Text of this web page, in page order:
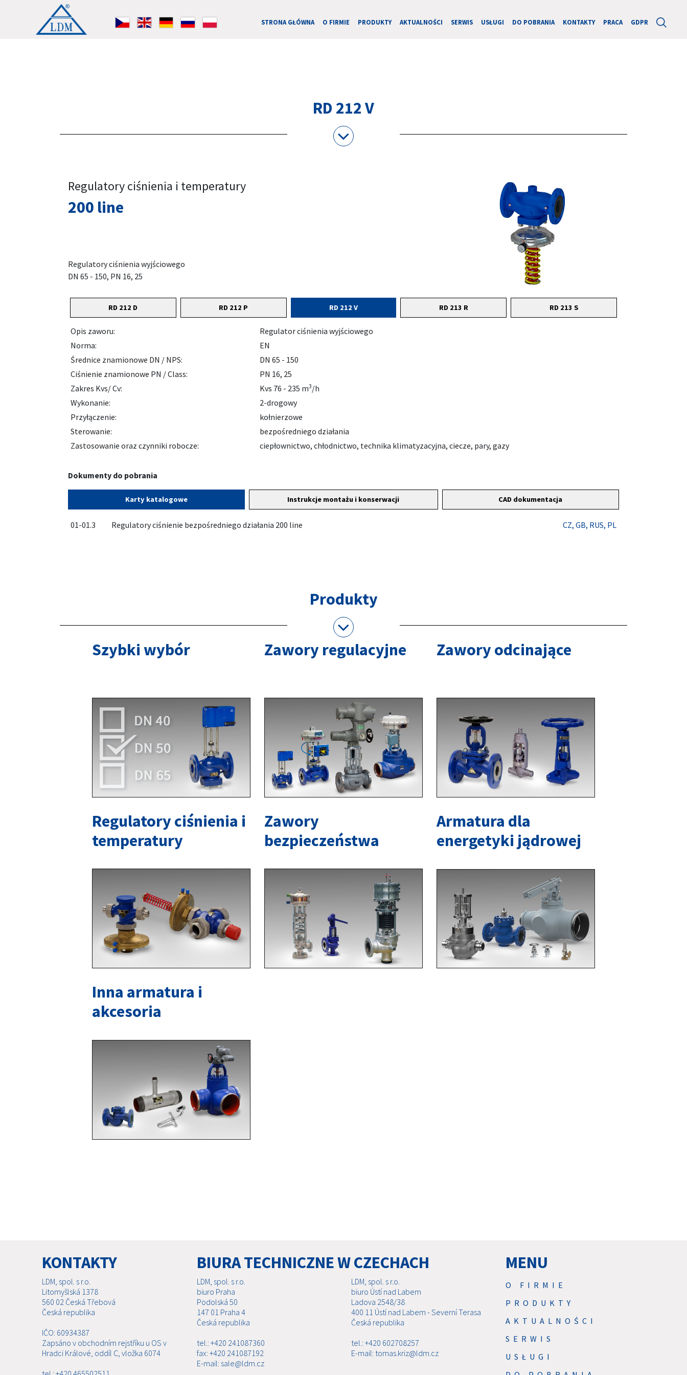
STRONA GŁÓWNA O FIRMIE PRODUKTY AKTUALNOŚCI SERWIS USŁUGI DO POBRANIA KONTAKTY PRACA GDPR
RD 212 V
Regulatory ciśnienia i temperatury
200 line
Regulatory ciśnienia wyjściowego
DN 65 - 150, PN 16, 25
RD 212 D RD 212 P RD 212 V RD 213 R RD 213 S
Opis zaworu:
Regulator ciśnienia wyjściowego
Norma:
EN
Średnice znamionowe DN / NPS:
DN 65 - 150
Ciśnienie znamionowe PN / Class:
PN 16, 25
Zakres Kvs/ Cv:
Kvs 76 - 235 m3/h
Wykonanie:
2-drogowy
Przyłączenie:
kołnierzowe
Sterowanie:
bezpośredniego działania
Zastosowanie oraz czynniki robocze:
ciepłownictwo, chłodnictwo, technika klimatyzacyjna, ciecze, pary, gazy
Dokumenty do pobrania
Karty katalogowe Instrukcje montażu i konserwacji CAD dokumentacja
01-01.3 Regulatory ciśnienie bezpośredniego działania 200 line CZ, GB, RUS, PL
Produkty
Szybki wybór Zawory regulacyjne Zawory odcinające
Regulatory ciśnienia i
temperatury
Zawory
bezpieczeństwa
Armatura dla
energetyki jądrowej
Inna armatura i
akcesoria
KONTAKTY
LDM, spol. s r.o.
Litomyšlská 1378
560 02 Česká Třebová
Česká republika
IČO: 60934387
Zapsáno v obchodním rejstříku u OS v
Hradci Králové, oddíl C, vložka 6074
BIURA TECHNICZNE W CZECHACH
LDM, spol. s r.o.
biuro Praha
Podolská 50
147 01 Praha 4
Česká republika
tel.: +420 241087360
fax: +420 241087192
E-mail: sale@ldm.cz
LDM, spol. s r.o.
biuro Ústí nad Labem
Ladova 2548/38
400 11 Ústí nad Labem - Severní Terasa
Česká republika
tel.: +420 602708257
E-mail: tomas.kriz@ldm.cz
MENU
O FIRMIE
PRODUKTY
AKTUALNOŚCI
SERWIS
USŁUGI